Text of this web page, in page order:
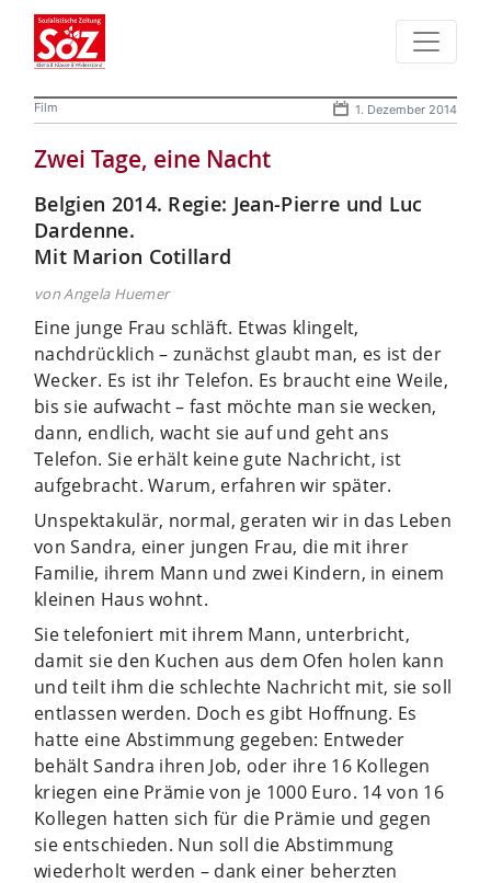
Film 1. Dezember 2014
Zwei Tage, eine Nacht
Belgien 2014. Regie: Jean-Pierre und Luc
Dardenne.
Mit Marion Cotillard
von Angela Huemer
Eine junge Frau schläft. Etwas klingelt,
nachdrücklich – zunächst glaubt man, es ist der
Wecker. Es ist ihr Telefon. Es braucht eine Weile,
bis sie aufwacht – fast möchte man sie wecken,
dann, endlich, wacht sie auf und geht ans
Telefon. Sie erhält keine gute Nachricht, ist
aufgebracht. Warum, erfahren wir später.
Unspektakulär, normal, geraten wir in das Leben
von Sandra, einer jungen Frau, die mit ihrer
Familie, ihrem Mann und zwei Kindern, in einem
kleinen Haus wohnt.
Sie telefoniert mit ihrem Mann, unterbricht,
damit sie den Kuchen aus dem Ofen holen kann
und teilt ihm die schlechte Nachricht mit, sie soll
entlassen werden. Doch es gibt Hoffnung. Es
hatte eine Abstimmung gegeben: Entweder
behält Sandra ihren Job, oder ihre 16 Kollegen
kriegen eine Prämie von je 1000 Euro. 14 von 16
Kollegen hatten sich für die Prämie und gegen
sie entschieden. Nun soll die Abstimmung
wiederholt werden – dank einer beherzten